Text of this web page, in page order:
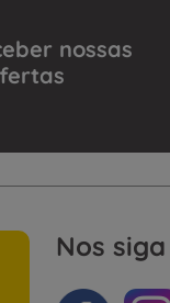
nossas
Nos